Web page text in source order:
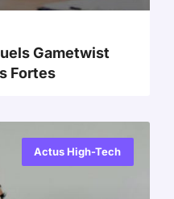
Gametwist
Fortes
Actus High-Tech